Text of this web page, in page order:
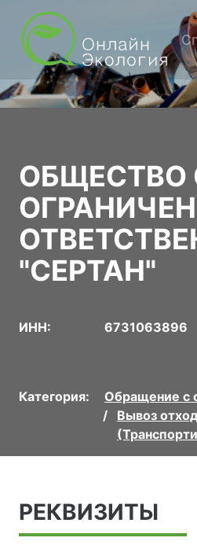
ОБЩЕСТВО
"СЕРТАН"
ИНН: 6731063896
Категория:
Обращение с
Вывоз
РЕКВИЗИТЫ